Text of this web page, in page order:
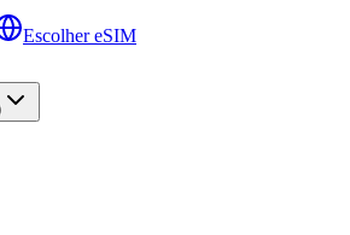
Escolher eSIM